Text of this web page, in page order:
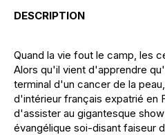
DESCRIPTION
Quand la vie fout le camp, les
Alors qu'il vient d'apprendre
terminal d'un cancer de la
d'intérieur français expatrié en
d'assister au gigantesque
évangélique soi-disant faiseur